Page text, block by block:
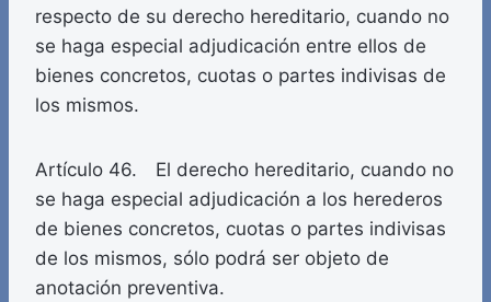
respecto de su derecho hereditario, cuando no
se haga especial adjudicación entre ellos de
bienes concretos, cuotas o partes indivisas de
los mismos.
Artículo 46. El derecho hereditario, cuando no
se haga especial adjudicación a los herederos
de bienes concretos, cuotas o partes indivisas
de los mismos, sólo podrá ser objeto de
anotación preventiva.